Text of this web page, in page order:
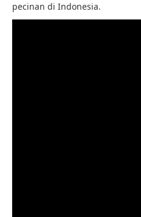
pecinan di Indonesia.